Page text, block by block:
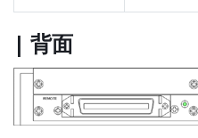
| 背面